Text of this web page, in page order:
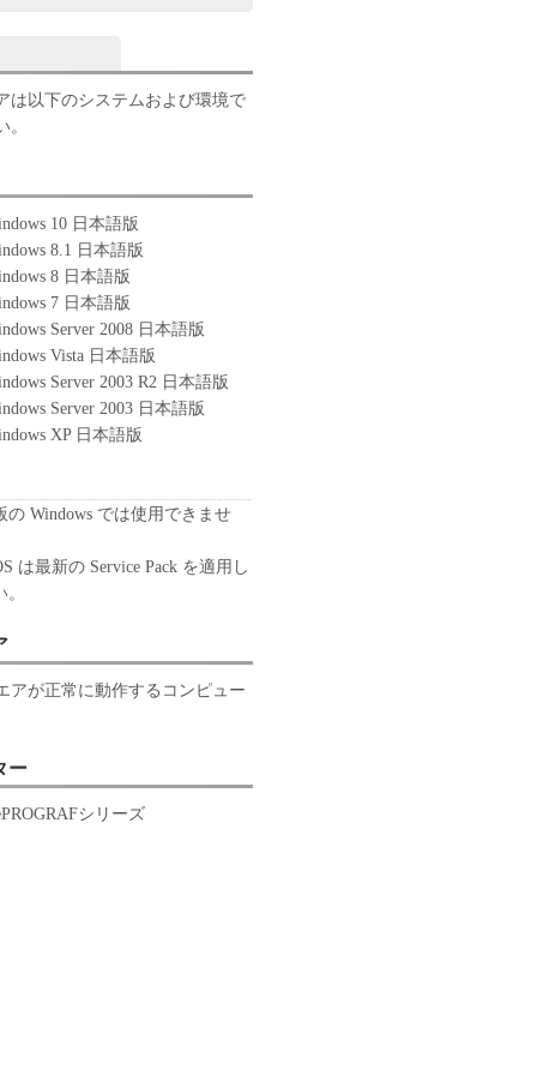
は以下のシステムおよび環境で
10 日本語版
8.1 日本語版
8 日本語版
7 日本語版
Server 2008 日本語版
Vista 日本語版
Server 2003 R2 日本語版
Server 2003 日本語版
XP 日本語版
の Windows では使用できませ
は最新の Service Pack を適用し
アが正常に動作するコンピュー
ー
シリーズ